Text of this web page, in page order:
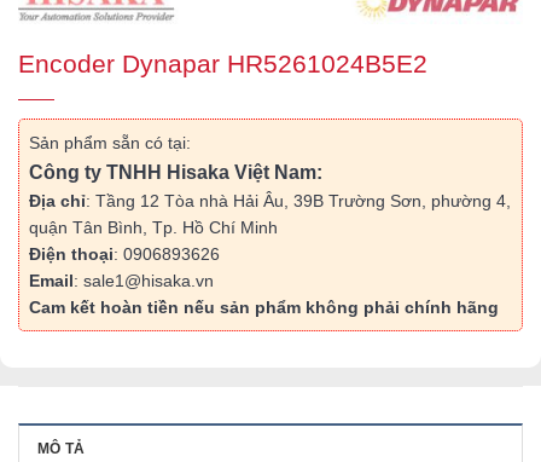
Encoder Dynapar HR5261024B5E2
Sản phẩm sẵn có tại:
Công ty TNHH Hisaka Việt Nam:
Địa chỉ: Tầng 12 Tòa nhà Hải Âu, 39B Trường Sơn, phường 4,
quận Tân Bình, Tp. Hồ Chí Minh
Điện thoại: 0906893626
Email: sale1@hisaka.vn
Cam kết hoàn tiền nếu sản phẩm không phải chính hãng
MÔ TẢ